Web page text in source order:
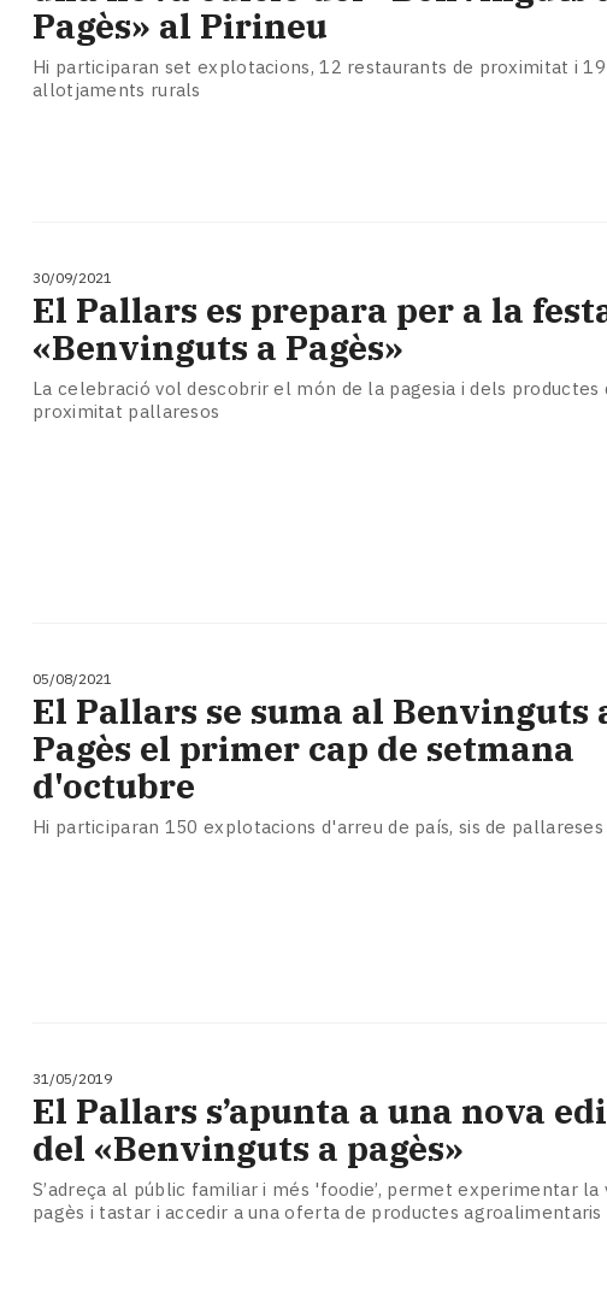
newsletter
del
Pallars
Contingut
Pagès» al Pirineu
Hi participaran set explotacions, 12 restaurants de proximitat i 19
allotjaments rurals
30/09/2021
El Pallars es prepara per a la
«Benvinguts a Pagès»
La celebració vol descobrir el món de la pagesia i dels productes
proximitat pallaresos
05/08/2021
El Pallars se suma al Benvinguts
Pagès el primer cap de setmana
d'octubre
Hi participaran 150 explotacions d'arreu de país, sis de pallareses
31/05/2019
El Pallars s’apunta a una nova
del «Benvinguts a pagès»
S’adreça al públic familiar i més 'foodie’, permet experimentar la
pagès i tastar i accedir a una oferta de productes agroalimentaris